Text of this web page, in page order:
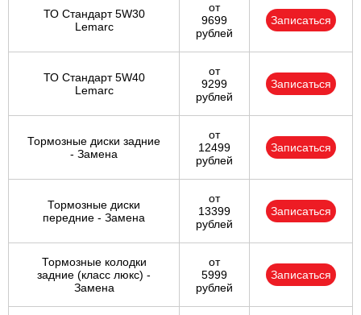
ТО Стандарт 5W30
Lemarc
от
9699
рублей
Записаться
ТО Стандарт 5W40
Lemarc
от
9299
рублей
Записаться
Тормозные диски задние
- Замена
от
12499
рублей
Записаться
Тормозные диски
передние - Замена
от
13399
рублей
Записаться
Тормозные колодки
задние (класс люкс) -
Замена
от
5999
рублей
Записаться